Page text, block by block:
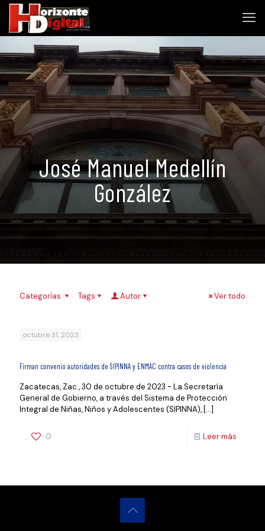
José Manuel Medellín
González
Categorías Tags Autor Ver todo
octubre 31, 2023
Firman convenio autoridades de SIPINNA y ENMAC contra casos de violencia
Zacatecas, Zac., 30 de octubre de 2023.- La Secretaría
General de Gobierno, a través del Sistema de Protección
Integral de Niñas, Niños y Adolescentes (SIPINNA), […]
0 Leer más